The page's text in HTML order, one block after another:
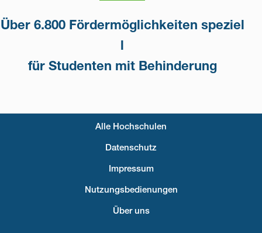
Über 6.800 Fördermöglichkeiten speziel
l
für Studenten mit Behinderung
Fußzeilenmenü
Alle Hochschulen
Datenschutz
Impressum
Nutzungsbedienungen
Über uns